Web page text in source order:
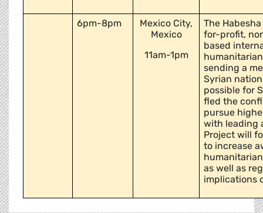
6pm-8pm
Mexico City,
Mexico
11am-1pm
The
for-profit,
based
sending a
Syrian
possible for
fled the
pursue
with leading
Project will
to increase
as well as
implications